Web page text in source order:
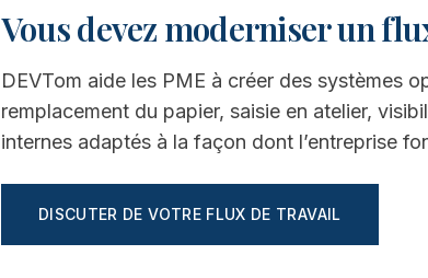
Vous devez moderniser un
DEVTom aide les PME à créer des systèmes
remplacement du papier, saisie en atelier,
internes adaptés à la façon dont l’entreprise
DISCUTER DE VOTRE FLUX DE TRAVAIL